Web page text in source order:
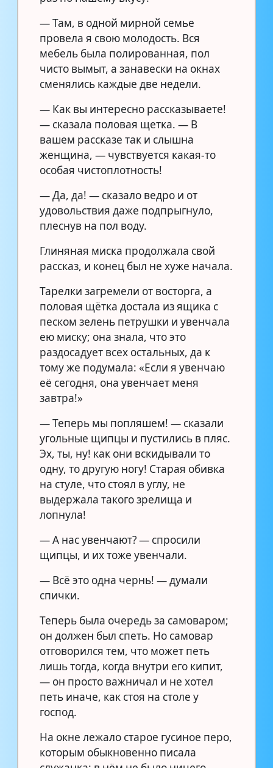
— Там, в одной мирной семье
провела я свою молодость. Вся
мебель была полированная, пол
чисто вымыт, а занавески на окнах
сменялись каждые две недели.
— Как вы интересно рассказываете!
— сказала половая щетка. — В
вашем рассказе так и слышна
женщина, — чувствуется какая-то
особая чистоплотность!
— Да, да! — сказало ведро и от
удовольствия даже подпрыгнуло,
плеснув на пол воду.
Глиняная миска продолжала свой
рассказ, и конец был не хуже начала.
Тарелки загремели от восторга, а
половая щётка достала из ящика с
песком зелень петрушки и увенчала
ею миску; она знала, что это
раздосадует всех остальных, да к
тому же подумала: «Если я увенчаю
её сегодня, она увенчает меня
завтра!»
— Теперь мы попляшем! — сказали
угольные щипцы и пустились в пляс.
Эх, ты, ну! как они вскидывали то
одну, то другую ногу! Старая обивка
на стуле, что стоял в углу, не
выдержала такого зрелища и
лопнула!
— А нас увенчают? — спросили
щипцы, и их тоже увенчали.
— Всё это одна чернь! — думали
спички.
Теперь была очередь за самоваром;
он должен был спеть. Но самовар
отговорился тем, что может петь
лишь тогда, когда внутри его кипит,
— он просто важничал и не хотел
петь иначе, как стоя на столе у
господ.
На окне лежало старое гусиное перо,
которым обыкновенно писала